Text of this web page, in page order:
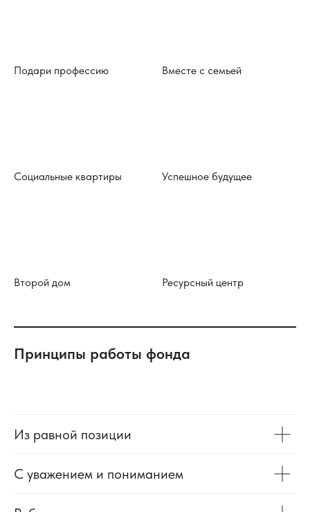
Подари профессию Вместе с семьей
Социальные квартиры Успешное будущее
Второй дом Ресурсный центр
Принципы работы фонда
Из равной позиции
С уважением и пониманием